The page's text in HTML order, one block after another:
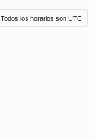
Todos los horarios son UTC